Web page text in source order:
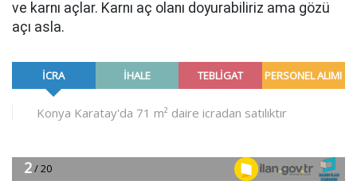
ve karnı açlar. Karnı aç olanı doyurabiliriz ama gözü
açı asla.